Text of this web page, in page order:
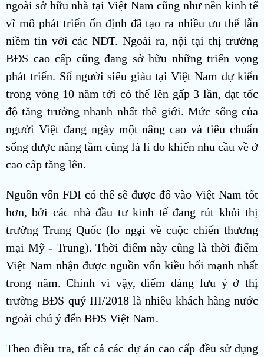
ngoài sở hữu nhà tại Việt Nam cũng như nền kinh tế
vĩ mô phát triển ổn định đã tạo ra nhiều ưu thế lẫn
niềm tin với các NĐT. Ngoài ra, nội tại thị trường
BĐS cao cấp cũng đang sở hữu những triển vọng
phát triển. Số người siêu giàu tại Việt Nam dự kiến
trong vòng 10 năm tới có thể lên gấp 3 lần, đạt tốc
độ tăng trưởng nhanh nhất thế giới. Mức sống của
người Việt đang ngày một nâng cao và tiêu chuẩn
sống được nâng tầm cũng là lí do khiến nhu cầu về ở
cao cấp tăng lên.
Nguồn vốn FDI có thể sẽ được đổ vào Việt Nam tốt
hơn, bởi các nhà đầu tư kinh tế đang rút khỏi thị
trường Trung Quốc (lo ngại về cuộc chiến thương
mại Mỹ - Trung). Thời điểm này cũng là thời điểm
Việt Nam nhận được nguồn vốn kiều hối mạnh nhất
trong năm. Chính vì vậy, điểm đáng lưu ý ở thị
trường BĐS quý III/2018 là nhiều khách hàng nước
ngoài chú ý đến BĐS Việt Nam.
Theo điều tra, tất cả các dự án cao cấp đều sử dụng